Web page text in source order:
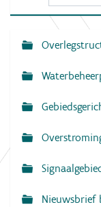
N
a
i
g
t
Nieuwsbrief